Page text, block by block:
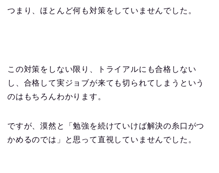
つまり、ほとんど何も対策をしていませんでした。
この対策をしない限り、トライアルにも合格しない
し、合格して実ジョブが来ても切られてしまうという
のはもちろんわかります。
ですが、漠然と「勉強を続けていけば解決の糸口がつ
かめるのでは」と思って直視していませんでした。